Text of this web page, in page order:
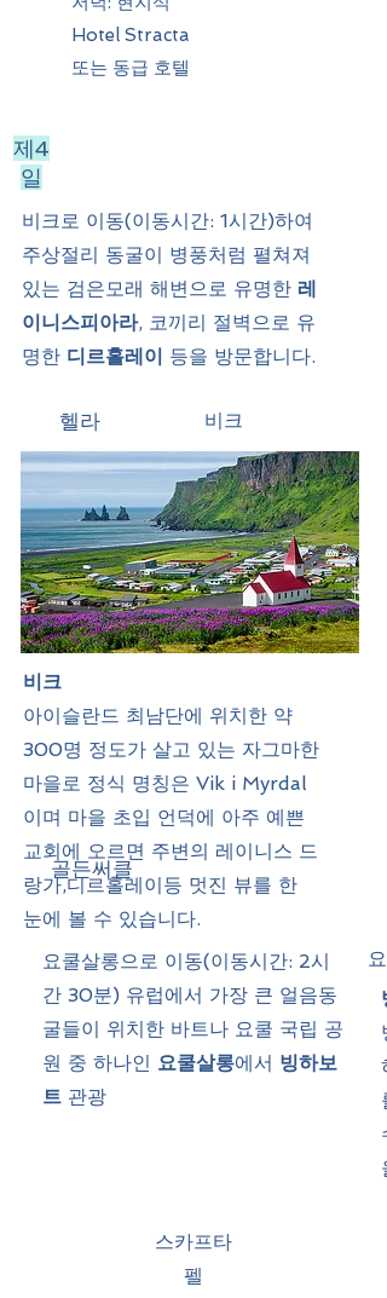
Hotel Stracta
또는 동급 호텔
제4
일
비크로 이동(이동시간: 1시간)하여
주상절리 동굴이 병풍처럼 펼쳐져
있는 검은모래 해변으로 유명한 레
이니스피아라, 코끼리 절벽으로 유
명한 디르홀레이 등을 방문합니다.
헬라 비크
비크
아이슬란드 최남단에 위치한 약
300명 정도가 살고 있는 자그마한
마을로 정식 명칭은 Vik i Myrdal
이며 마을 초입 언덕에 아주 예쁜
교회에 오르면 주변의 레이니스 드
랑가,디르홀레이등 멋진 뷰를 한
눈에 볼 수 있습니다.
골든써클
요쿨살롱으로 이동(이동시간: 2시
간 30분) 유럽에서 가장 큰 얼음동
굴들이 위치한 바트나 요쿨 국립 공
원 중 하나인 요쿨살롱에서 빙하보
트 관광
스카프타
펠